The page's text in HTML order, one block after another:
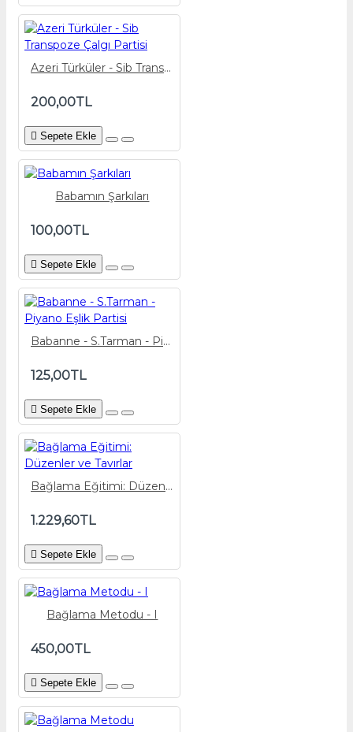
Azeri Türküler - Sib Transpoze Çalgı Partisi
200,00TL
Sepete Ekle
Babamın Şarkıları
100,00TL
Sepete Ekle
Babanne - S.Tarman - Piyano Eşlik Partisi
125,00TL
Sepete Ekle
Bağlama Eğitimi: Düzenler ve Tavırlar
1.229,60TL
Sepete Ekle
Bağlama Metodu - I
450,00TL
Sepete Ekle